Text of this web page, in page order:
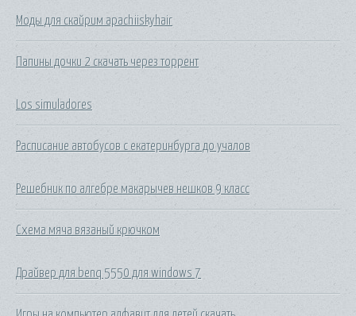
Моды для скайрим apachiiskyhair
Папины дочки 2 скачать через торрент
Los simuladores
Расписание автобусов с екатеринбурга до учалов
Решебник по алгебре макарычев нешков 9 класс
Схема мяча вязаный крючком
Драйвер для benq 5550 для windows 7